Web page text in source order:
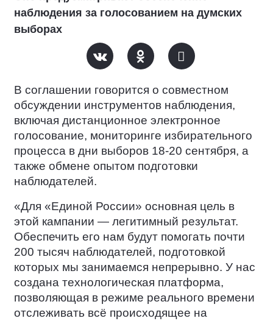
наблюдения за голосованием на думских
выборах
В соглашении говорится о совместном
обсуждении инструментов наблюдения,
включая дистанционное электронное
голосование, мониторинге избирательного
процесса в дни выборов 18-20 сентября, а
также обмене опытом подготовки
наблюдателей.
«Для «Единой России» основная цель в
этой кампании — легитимный результат.
Обеспечить его нам будут помогать почти
200 тысяч наблюдателей, подготовкой
которых мы занимаемся непрерывно. У нас
создана технологическая платформа,
позволяющая в режиме реального времени
отслеживать всё происходящее на